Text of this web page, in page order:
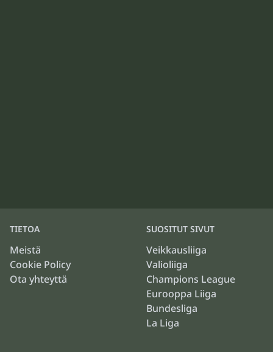
TIETOA
Meistä
Cookie Policy
Ota yhteyttä
SUOSITUT SIVUT
Veikkausliiga
Valioliiga
Champions League
Eurooppa Liiga
Bundesliga
La Liga